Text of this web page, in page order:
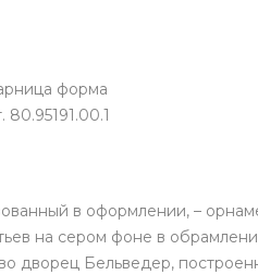
форма
в оформлении, –
на сером фоне в
дворец Бельведер,